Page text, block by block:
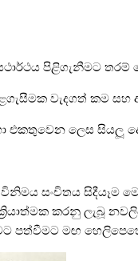
පිළිගැනීමට
වැදගත් කම සහ
එකතුවෙන ලෙස සියලූ‍
විනිමය සංචිතය
කරනු ලැබූ
පත්වීමට මඟ